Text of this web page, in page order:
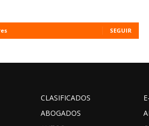
SEGUIR
CLASIFICADOS
ABOGADOS